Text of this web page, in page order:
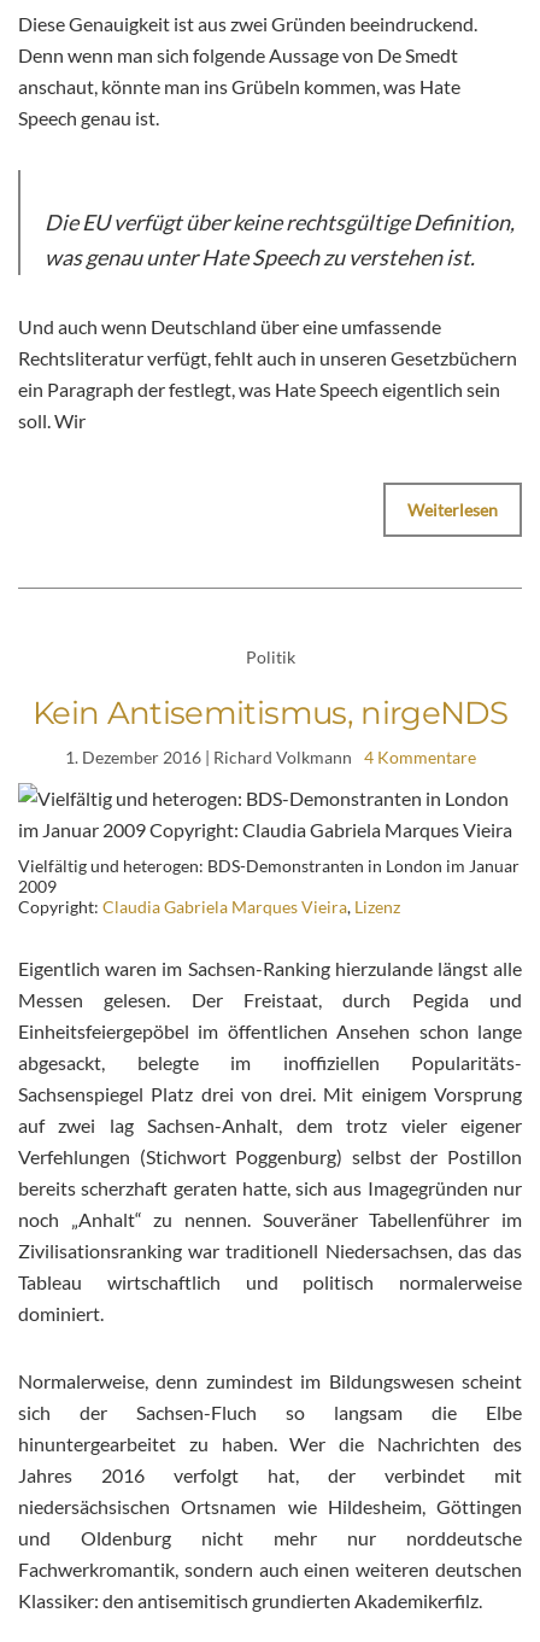
Diese Genauigkeit ist aus zwei Gründen beeindruckend.
Denn wenn man sich folgende Aussage von De Smedt
anschaut, könnte man ins Grübeln kommen, was Hate
Speech genau ist.
Die EU verfügt über keine rechtsgültige Definition,
was genau unter Hate Speech zu verstehen ist.
Und auch wenn Deutschland über eine umfassende
Rechtsliteratur verfügt, fehlt auch in unseren Gesetzbüchern
ein Paragraph der festlegt, was Hate Speech eigentlich sein
soll. Wir
Weiterlesen
Politik
Kein Antisemitismus, nirgeNDS
1. Dezember 2016| Richard Volkmann 4 Kommentare
Vielfältig und heterogen: BDS-Demonstranten in London im Januar
2009
Copyright: Claudia Gabriela Marques Vieira, Lizenz
Eigentlich waren im Sachsen-Ranking hierzulande längst alle
Messen gelesen. Der Freistaat, durch Pegida und
Einheitsfeiergepöbel im öffentlichen Ansehen schon lange
abgesackt, belegte im inoffiziellen Popularitäts-
Sachsenspiegel Platz drei von drei. Mit einigem Vorsprung
auf zwei lag Sachsen-Anhalt, dem trotz vieler eigener
Verfehlungen (Stichwort Poggenburg) selbst der Postillon
bereits scherzhaft geraten hatte, sich aus Imagegründen nur
noch „Anhalt“ zu nennen. Souveräner Tabellenführer im
Zivilisationsranking war traditionell Niedersachsen, das das
Tableau wirtschaftlich und politisch normalerweise
dominiert.
Normalerweise, denn zumindest im Bildungswesen scheint
sich der Sachsen-Fluch so langsam die Elbe
hinuntergearbeitet zu haben. Wer die Nachrichten des
Jahres 2016 verfolgt hat, der verbindet mit
niedersächsischen Ortsnamen wie Hildesheim, Göttingen
und Oldenburg nicht mehr nur norddeutsche
Fachwerkromantik, sondern auch einen weiteren deutschen
Klassiker: den antisemitisch grundierten Akademikerfilz.